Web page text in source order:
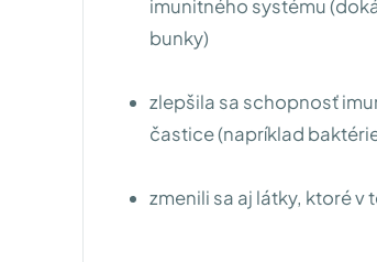
imunitného systému
bunky)
zlepšila sa schopnosť
častice (napríklad
zmenili sa aj látky, ktoré